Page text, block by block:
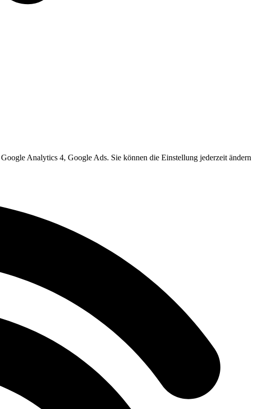
Analytics 4, Google Ads. Sie können die Einstellung jederzeit ändern